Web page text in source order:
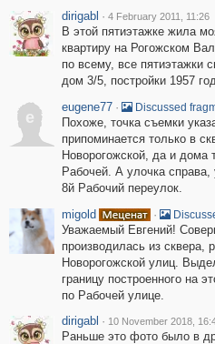
dirigabl · 4 February 2011, 11:26
В этой пятиэтажке жила
квартиру на Рогожском
по всему, все пятиэтажки
дом 3/5, постройки 1957
e
eugene77 · Discussed
Похоже, точка съемки
припоминается только в
Новорогожской, да и дома
Рабочей. А улочка
8й Рабочий переулок.
migold
·
Уважаемый Евгений!
производилась из сквера,
Новорогожской улиц.
границу построенного на
по Рабочей улице.
dirigabl · 10 November 2018,
Раньше это фото было в